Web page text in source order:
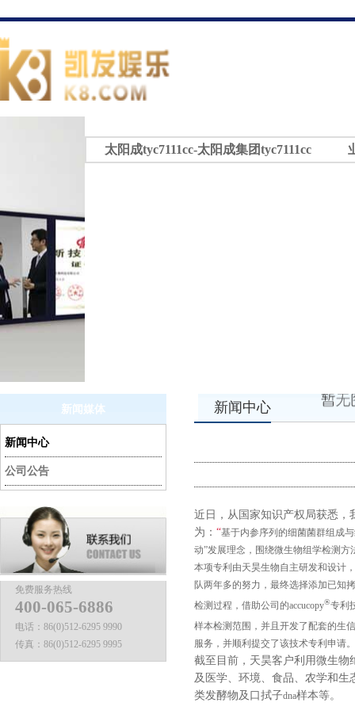
太阳成tyc7111cc-太阳成集团tyc7111cc
新闻媒体
新闻中心
公司公告
免费服务热线
400-065-6886
电话： 86(0)512-6295 9990
传真： 86(0)512-6295 9995
新闻中心
近日，从国家知识产权局获悉，
为： “基于内参序列的细菌菌群组成
动”发展理念，围绕微生物组学检测
本项专利由天昊生物自主研发和设计
队两年多的努力，最终选择添加已知
检测过程，借助公司的accucopy®专利
样本检测范围，并且开发了配套的生
服务，并顺利提交了该技术专利申请。
截至目前，天昊客户利用微生物
及医学、环境、食品、农学和
类发酵物及口拭子dna样本等。